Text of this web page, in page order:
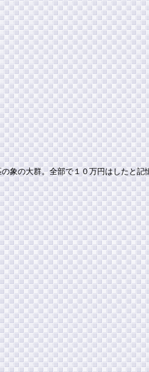
象の大群。全部で１０万円はしたと記